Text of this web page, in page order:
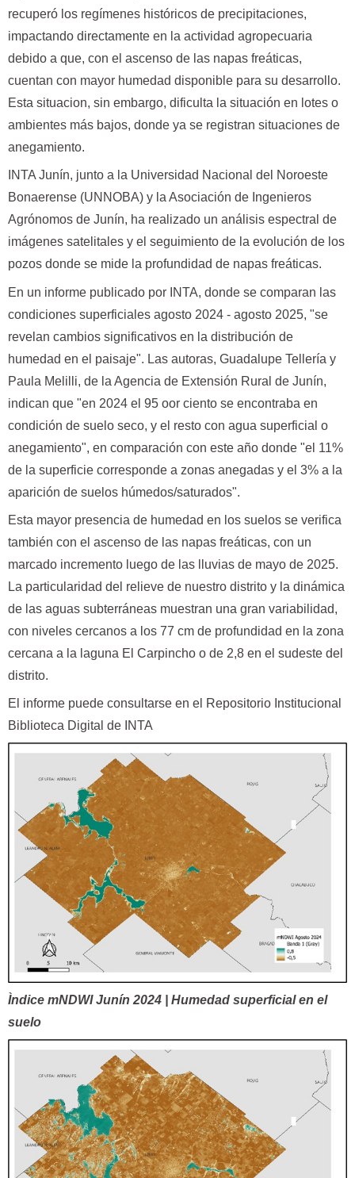
recuperó los regímenes históricos de precipitaciones,
impactando directamente en la actividad agropecuaria
debido a que, con el ascenso de las napas freáticas,
cuentan con mayor humedad disponible para su desarrollo.
Esta situacion, sin embargo, dificulta la situación en lotes o
ambientes más bajos, donde ya se registran situaciones de
anegamiento.
INTA Junín, junto a la Universidad Nacional del Noroeste
Bonaerense (UNNOBA) y la Asociación de Ingenieros
Agrónomos de Junín, ha realizado un análisis espectral de
imágenes satelitales y el seguimiento de la evolución de los
pozos donde se mide la profundidad de napas freáticas.
En un informe publicado por INTA, donde se comparan las
condiciones superficiales agosto 2024 - agosto 2025, "se
revelan cambios significativos en la distribución de
humedad en el paisaje". Las autoras, Guadalupe Tellería y
Paula Melilli, de la Agencia de Extensión Rural de Junín,
indican que "en 2024 el 95 oor ciento se encontraba en
condición de suelo seco, y el resto con agua superficial o
anegamiento", en comparación con este año donde "el 11%
de la superficie corresponde a zonas anegadas y el 3% a la
aparición de suelos húmedos/saturados".
Esta mayor presencia de humedad en los suelos se verifica
también con el ascenso de las napas freáticas, con un
marcado incremento luego de las lluvias de mayo de 2025.
La particularidad del relieve de nuestro distrito y la dinámica
de las aguas subterráneas muestran una gran variabilidad,
con niveles cercanos a los 77 cm de profundidad en la zona
cercana a la laguna El Carpincho o de 2,8 en el sudeste del
distrito.
El informe puede consultarse en el Repositorio Institucional
Biblioteca Digital de INTA
Ìndice mNDWI Junín 2024 | Humedad superficial en el
suelo